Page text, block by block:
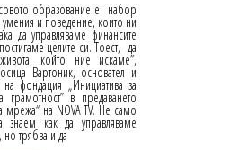
образование е набор
умения и поведение, които ни
да управляваме финансите
целите си. Тоест, да
който ние искаме”,
Вартоник, основател и
фондация „Инициатива за
грамотност” в предаването
мрежа“ на NOVA TV. Не само
знаем как да управляваме
но трябва и да